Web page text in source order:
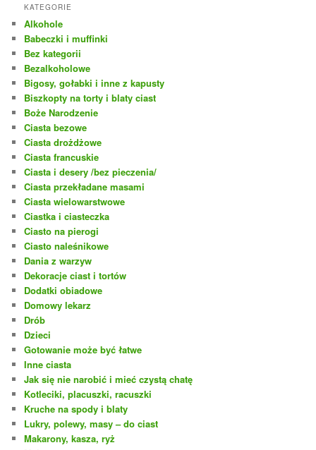
KATEGORIE
Alkohole
Babeczki i muffinki
Bez kategorii
Bezalkoholowe
Bigosy, gołabki i inne z kapusty
Biszkopty na torty i blaty ciast
Boże Narodzenie
Ciasta bezowe
Ciasta drożdżowe
Ciasta francuskie
Ciasta i desery /bez pieczenia/
Ciasta przekładane masami
Ciasta wielowarstwowe
Ciastka i ciasteczka
Ciasto na pierogi
Ciasto naleśnikowe
Dania z warzyw
Dekoracje ciast i tortów
Dodatki obiadowe
Domowy lekarz
Drób
Dzieci
Gotowanie może być łatwe
Inne ciasta
Jak się nie narobić i mieć czystą chatę
Kotleciki, placuszki, racuszki
Kruche na spody i blaty
Lukry, polewy, masy – do ciast
Makarony, kasza, ryż